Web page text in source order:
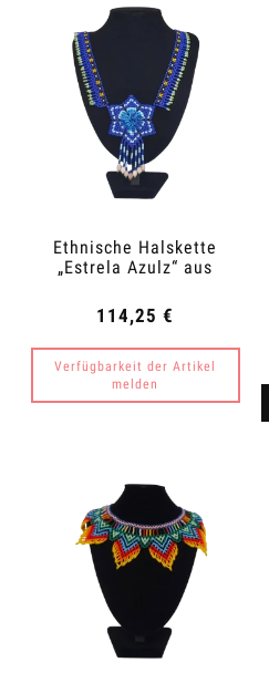
Ethnische Halskette
„Estrela Azulz“ aus
114,25 €
Verfügbarkeit der Artikel
melden